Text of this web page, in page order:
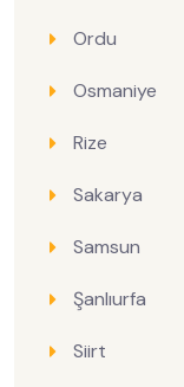
Ordu
Osmaniye
Rize
Sakarya
Samsun
Şanlıurfa
Siirt